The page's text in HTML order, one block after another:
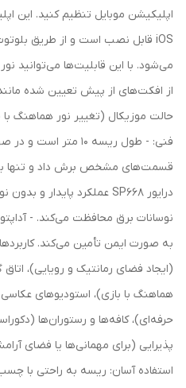
اپلیکیشن موبایل تنظیم کنید. این
می‌شود. با این قابلیت‌ها می‌توانید
حالت موزیکال (تغییر نور هماهنگ
فنی: - طول ریسه ۱۰ متر
قسمت‌های مشخص برش داد و تنها
نوسانات برق محافظت می‌کند. -
(ایجاد فضای رمانتیک و رویایی)،
هماهنگ با بازی)، استودیوهای
حرفه‌ای)، کافه‌ها و رستوران‌ها
پذیرایی (برای مهمانی‌ها یا
استفاده آسان: ریسه به راحتی با